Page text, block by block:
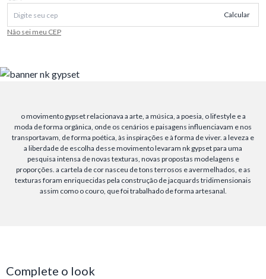
Calcular
Não sei meu CEP
o movimento gypset relacionava a arte, a música, a poesia, o lifestyle e a
moda de forma orgânica, onde os cenários e paisagens influenciavam e nos
transportavam, de forma poética, às inspirações e à forma de viver. a leveza e
a liberdade de escolha desse movimento levaram nk gypset para uma
pesquisa intensa de novas texturas, novas propostas modelagens e
proporções. a cartela de cor nasceu de tons terrosos e avermelhados, e as
texturas foram enriquecidas pela construção de jacquards tridimensionais
assim como o couro, que foi trabalhado de forma artesanal.
Complete o look